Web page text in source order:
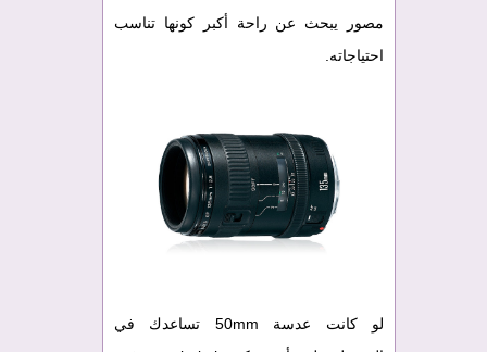
مصور يبحث عن راحة أكبر كونها تناسب
احتياجاته.
لو كانت عدسة 50mm تساعدك في